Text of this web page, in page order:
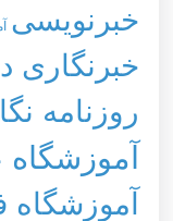
خبرنویسی
خبرنگاری
روزنامه
آموزشگاه